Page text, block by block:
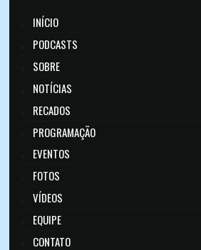
INÍCIO
PODCASTS
SOBRE
NOTÍCIAS
RECADOS
PROGRAMAÇÃO
EVENTOS
FOTOS
VÍDEOS
EQUIPE
CONTATO